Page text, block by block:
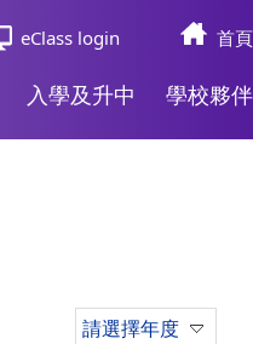
eClass login 首頁
入學及升中 學校夥伴
請選擇年度